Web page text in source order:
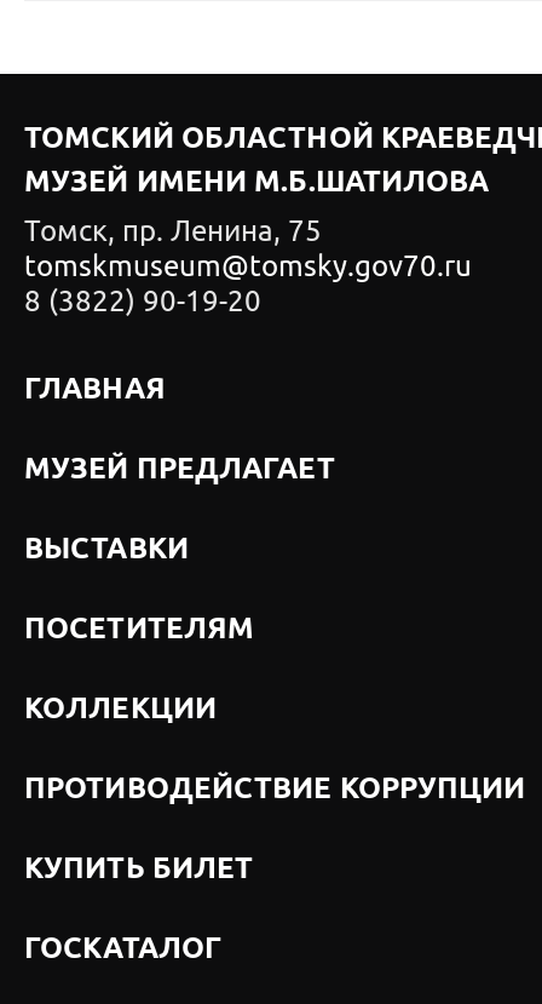
ТОМСКИЙ ОБЛАСТНОЙ
МУЗЕЙ ИМЕНИ М.Б.ШАТИЛОВА
Томск, пр. Ленина, 75
tomskmuseum@tomsky.gov70.ru
8 (3822) 90-19-20
ГЛАВНАЯ
МУЗЕЙ ПРЕДЛАГАЕТ
ВЫСТАВКИ
ПОСЕТИТЕЛЯМ
КОЛЛЕКЦИИ
ПРОТИВОДЕЙСТВИЕ КОРРУПЦИИ
КУПИТЬ БИЛЕТ
ГОСКАТАЛОГ